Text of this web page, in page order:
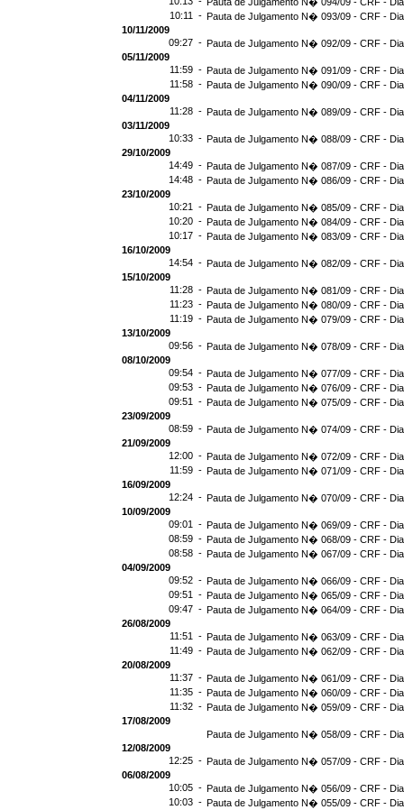
10:11 - Pauta de Julgamento N� 093/09 - CRF -
10/11/2009
09:27 - Pauta de Julgamento N� 092/09 - CRF -
05/11/2009
11:59 - Pauta de Julgamento N� 091/09 - CRF -
11:58 - Pauta de Julgamento N� 090/09 - CRF -
04/11/2009
11:28 - Pauta de Julgamento N� 089/09 - CRF -
03/11/2009
10:33 - Pauta de Julgamento N� 088/09 - CRF -
29/10/2009
14:49 - Pauta de Julgamento N� 087/09 - CRF -
14:48 - Pauta de Julgamento N� 086/09 - CRF -
23/10/2009
10:21 - Pauta de Julgamento N� 085/09 - CRF -
10:20 - Pauta de Julgamento N� 084/09 - CRF -
10:17 - Pauta de Julgamento N� 083/09 - CRF -
16/10/2009
14:54 - Pauta de Julgamento N� 082/09 - CRF -
15/10/2009
11:28 - Pauta de Julgamento N� 081/09 - CRF -
11:23 - Pauta de Julgamento N� 080/09 - CRF -
11:19 - Pauta de Julgamento N� 079/09 - CRF -
13/10/2009
09:56 - Pauta de Julgamento N� 078/09 - CRF -
08/10/2009
09:54 - Pauta de Julgamento N� 077/09 - CRF -
09:53 - Pauta de Julgamento N� 076/09 - CRF -
09:51 - Pauta de Julgamento N� 075/09 - CRF -
23/09/2009
08:59 - Pauta de Julgamento N� 074/09 - CRF -
21/09/2009
12:00 - Pauta de Julgamento N� 072/09 - CRF -
11:59 - Pauta de Julgamento N� 071/09 - CRF -
16/09/2009
12:24 - Pauta de Julgamento N� 070/09 - CRF -
10/09/2009
09:01 - Pauta de Julgamento N� 069/09 - CRF -
08:59 - Pauta de Julgamento N� 068/09 - CRF -
08:58 - Pauta de Julgamento N� 067/09 - CRF -
04/09/2009
09:52 - Pauta de Julgamento N� 066/09 - CRF -
09:51 - Pauta de Julgamento N� 065/09 - CRF -
09:47 - Pauta de Julgamento N� 064/09 - CRF -
26/08/2009
11:51 - Pauta de Julgamento N� 063/09 - CRF -
11:49 - Pauta de Julgamento N� 062/09 - CRF -
20/08/2009
11:37 - Pauta de Julgamento N� 061/09 - CRF -
11:35 - Pauta de Julgamento N� 060/09 - CRF -
11:32 - Pauta de Julgamento N� 059/09 - CRF -
17/08/2009
Pauta de Julgamento N� 058/09 - CRF -
12/08/2009
12:25 - Pauta de Julgamento N� 057/09 - CRF -
06/08/2009
10:05 - Pauta de Julgamento N� 056/09 - CRF -
10:03 - Pauta de Julgamento N� 055/09 - CRF -